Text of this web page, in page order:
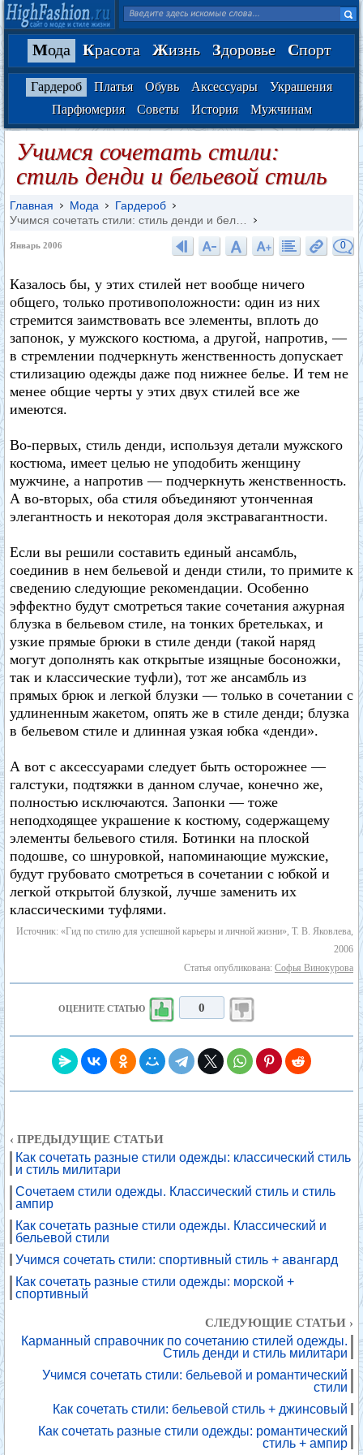
Мода Красота Жизнь Здоровье Спорт
Гардероб Платья Обувь Аксессуары
Украшения
Парфюмерия
Советы История Мужчинам
Учимся сочетать стили:
стиль денди и бельевой стиль
Главная Мода
Гардероб
Учимся сочетать стили: стиль денди и бел…
Январь 2006 0
Казалось бы, у этих стилей нет вообще ничего
общего, только противоположности: один из них
стремится заимствовать все элементы, вплоть до
запонок, у мужского костюма, а другой, напротив, —
в стремлении подчеркнуть женственность допускает
стилизацию одежды даже под нижнее белье. И тем не
менее общие черты у этих двух стилей все же
имеются.
Во-первых, стиль денди, используя детали мужского
костюма, имеет целью не уподобить женщину
мужчине, а напротив — подчеркнуть женственность.
А во-вторых, оба стиля объединяют утонченная
элегантность и некоторая доля экстравагантности.
Если вы решили составить единый ансамбль,
соединив в нем бельевой и денди стили, то примите к
сведению следующие рекомендации. Особенно
эффектно будут смотреться такие сочетания ажурная
блузка в бельевом стиле, на тонких бретельках, и
узкие прямые брюки в стиле денди (такой наряд
могут дополнять как открытые изящные босоножки,
так и классические туфли), тот же ансамбль из
прямых брюк и легкой блузки — только в сочетании с
удлиненным жакетом, опять же в стиле денди; блузка
в бельевом стиле и длинная узкая юбка «денди».
А вот с аксессуарами следует быть осторожнее —
галстуки, подтяжки в данном случае, конечно же,
полностью исключаются. Запонки — тоже
неподходящее украшение к костюму, содержащему
элементы бельевого стиля. Ботинки на плоской
подошве, со шнуровкой, напоминающие мужские,
будут грубовато смотреться в сочетании с юбкой и
легкой открытой блузкой, лучше заменить их
классическими туфлями.
Источник: «Гид по стилю для успешной карьеры и личной жизни», Т. В. Яковлева,
2006
Статья опубликована: Софья Винокурова
ОЦЕНИТЕ СТАТЬЮ 0
‹ ПРЕДЫДУЩИЕ СТАТЬИ
Как сочетать разные стили одежды: классический стиль
и стиль милитари
Сочетаем стили одежды. Классический стиль и стиль
ампир
Как сочетать разные стили одежды. Классический и
бельевой стили
Учимся сочетать стили: спортивный стиль + авангард
Как сочетать разные стили одежды: морской +
спортивный
СЛЕДУЮЩИЕ СТАТЬИ ›
Карманный справочник по сочетанию стилей одежды.
Стиль денди и стиль милитари
Учимся сочетать стили: бельевой и романтический
стили
Как сочетать стили: бельевой стиль + джинсовый
Как сочетать разные стили одежды: романтический
стиль + ампир